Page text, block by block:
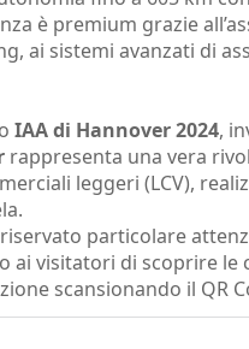
è premium grazie
ai sistemi avanzati di
IAA di Hannover 2024,
rappresenta una vera
leggeri (LCV),
particolare
ai visitatori di scoprire le
scansionando il QR